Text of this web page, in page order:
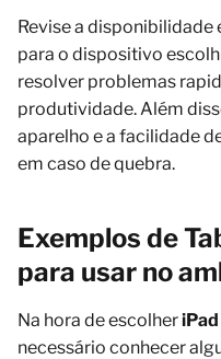
Revise a
para o dispositivo
resolver problemas
produtividade. Além
aparelho e a facilidade
em caso de quebra.
Exemplos de
para usar no
Na hora de escolher
necessário conhecer